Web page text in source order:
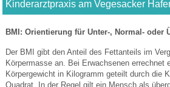
Kinderarztpraxis am Vegesacker
BMI: Orientierung für Unter-, Normal- oder
Der BMI gibt den Anteil des Fettanteils im
Körpermasse an. Bei Erwachsenen errechnet
Körpergewicht in Kilogramm geteilt durch die
Quadrat. In der Regel gilt ein Mensch als